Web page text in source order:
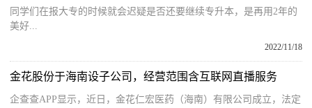
同学们在报大专的时候就会迟疑是否还要继续专升本，是再用2年的
美好...
2022/11/18
金花股份于海南设子公司，经营范围含互联网直播服务
企查查APP显示，近日，金花仁宏医药（海南）有限公司成立，法定